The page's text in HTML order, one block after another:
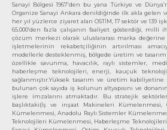
Sanayi Bölgesi 1967’den bu yana Türkiye ve
Organize Sanayi Ankara denildiğinde ilk akla gelen
her yıl yüzlerce ziyaret alan OSTİM, 17 sektör ve 139
65.000’den fazla çalışanın faaliyet gösterdiği, milli
çözüm merkezi olarak uluslararası marka
işletmelerinin rekabetçiliğinin artırılması
modellerle desteklenmiş, bölgede üretim ve
özellikle savunma, havacılık, raylı sistemler,
haberleşme teknolojileri, enerji, kauçuk
sağlanmıştır.Yüksek tasarım ve üretim
bulunan çok sayıda iş kolunun altyapısını ve
işlere imzalarını atmaktadır. Bu stratejik
başlıktaki(İş ve inşaat Makineleri Kümelenmesi,
Kümelenmesi, Anadolu Raylı Sistemler
Teknolojileri Kümelenmesi, Haberleşme